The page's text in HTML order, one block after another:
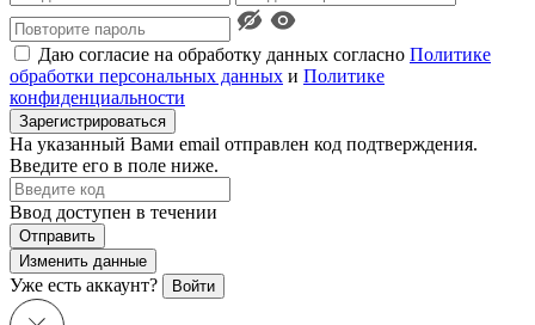
Даю согласие на обработку данных согласно Политике
обработки персональных данных и Политике
конфиденциальности
Зарегистрироваться
На указанный Вами email отправлен код подтверждения.
Введите его в поле ниже.
Ввод доступен в течении
Отправить
Изменить данные
Уже есть аккаунт? Войти